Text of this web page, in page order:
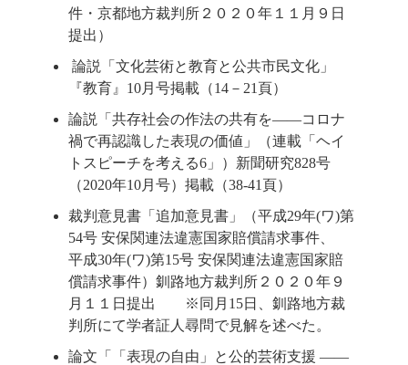
件・京都地方裁判所２０２０年１１月９日
提出）
論説「文化芸術と教育と公共市民文化」
『教育』10月号掲載（14－21頁）
論説「共存社会の作法の共有を――コロナ
禍で再認識した表現の価値」（連載「ヘイ
トスピーチを考える6」）新聞研究828号
（2020年10月号）掲載（38-41頁）
裁判意見書「追加意見書」（平成29年(ワ)第
54号 安保関連法違憲国家賠償請求事件、
平成30年(ワ)第15号 安保関連法違憲国家賠
償請求事件）釧路地方裁判所２０２０年９
月１１日提出 ※同月15日、釧路地方裁
判所にて学者証人尋問で見解を述べた。
論文「「表現の自由」と公的芸術支援 ――